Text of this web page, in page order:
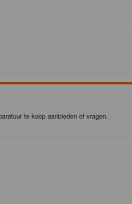
te koop aanbieden of vragen.